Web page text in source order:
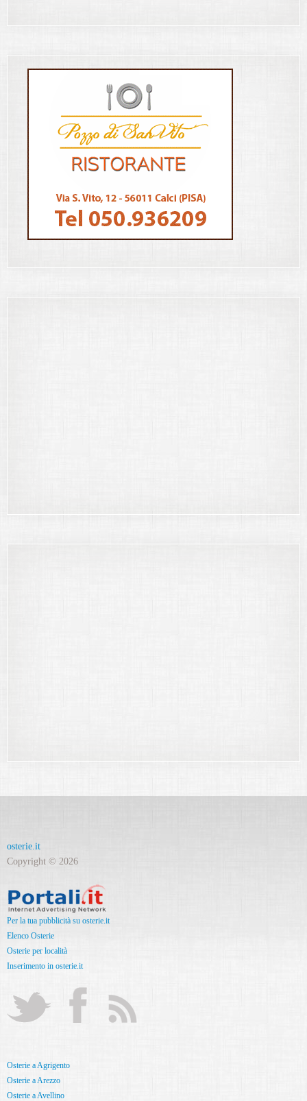
osterie.it
Copyright © 2026
Per la tua pubblicità su osterie.it
Elenco Osterie
Osterie per località
Inserimento in osterie.it
Osterie a Agrigento
Osterie a Arezzo
Osterie a Avellino